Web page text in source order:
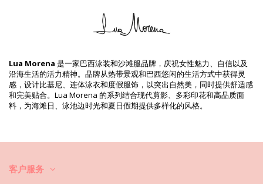
产品信息
包装包括: 1 x 连体泳装 (其它附件不包括在内)
SKU: 1981123252
EAN: XS (7899818620219), S (7899818620226), M (7899670723295),
L (7899670743491), XL (7899670743507), XXL (7899670743613)
供应商参考号: 31251002
重量: 115g / 0.25lb / 4.06oz
修饰照片
清洗和护理说明: Lua Morena Bandeau Ziper Preto
会如何好好对衣物进行护理。如果你想在整个夏天都有比基尼套装穿，优
质面料是必不可少的，但是如何让它持续几年呢？
Lua Morena 是一家巴西泳装和沙滩服品牌，庆祝女性魅力、自信以及
沿海生活的活力精神。品牌从热带景观和巴西悠闲的生活方式中获得灵
感，设计比基尼、连体泳衣和度假服饰，以突出自然美，同时提供舒适感
和完美贴合。Lua Morena 的系列结合现代剪影、多彩印花和高品质面
料，为海滩日、泳池边时光和夏日假期提供多样化的风格。
客户服务